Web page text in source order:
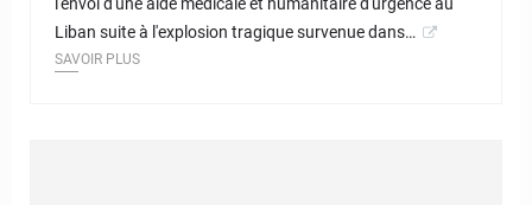
Liban suite à l'explosion tragique survenue dans…
SAVOIR PLUS